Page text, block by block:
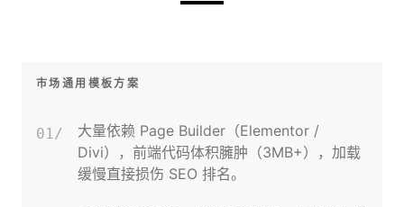
市场通用模板方案
01/
大量依赖 Page Builder（Elementor /
Divi），前端代码体积臃肿（3MB+），加载
缓慢直接损伤 SEO 排名。